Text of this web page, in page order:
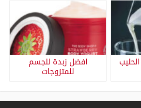
افضل زبدة للجسم
للمتزوجات